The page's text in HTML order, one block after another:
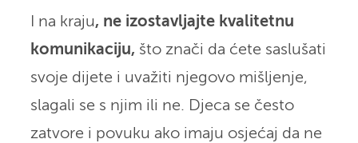
I na kraju, ne izostavljajte kvalitetnu
komunikaciju, što znači da ćete saslušati
svoje dijete i uvažiti njegovo mišljenje,
slagali se s njim ili ne. Djeca se često
zatvore i povuku ako imaju osjećaj da ne